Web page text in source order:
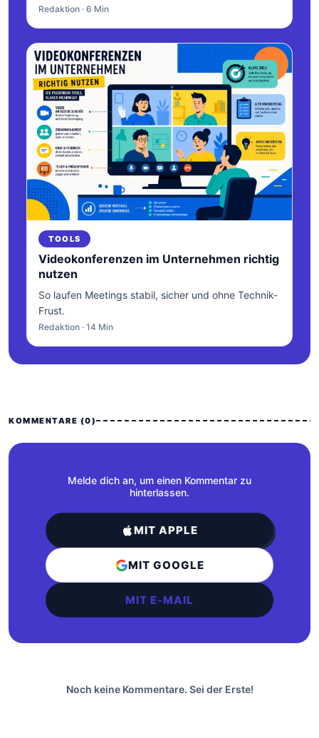
Redaktion · 6 Min
TOOLS
Videokonferenzen im Unternehmen richtig
nutzen
So laufen Meetings stabil, sicher und ohne Technik-
Frust.
Redaktion · 14 Min
KOMMENTARE (0)
Melde dich an, um einen Kommentar zu
hinterlassen.
MIT APPLE
MIT GOOGLE
MIT E-MAIL
Noch keine Kommentare. Sei der Erste!